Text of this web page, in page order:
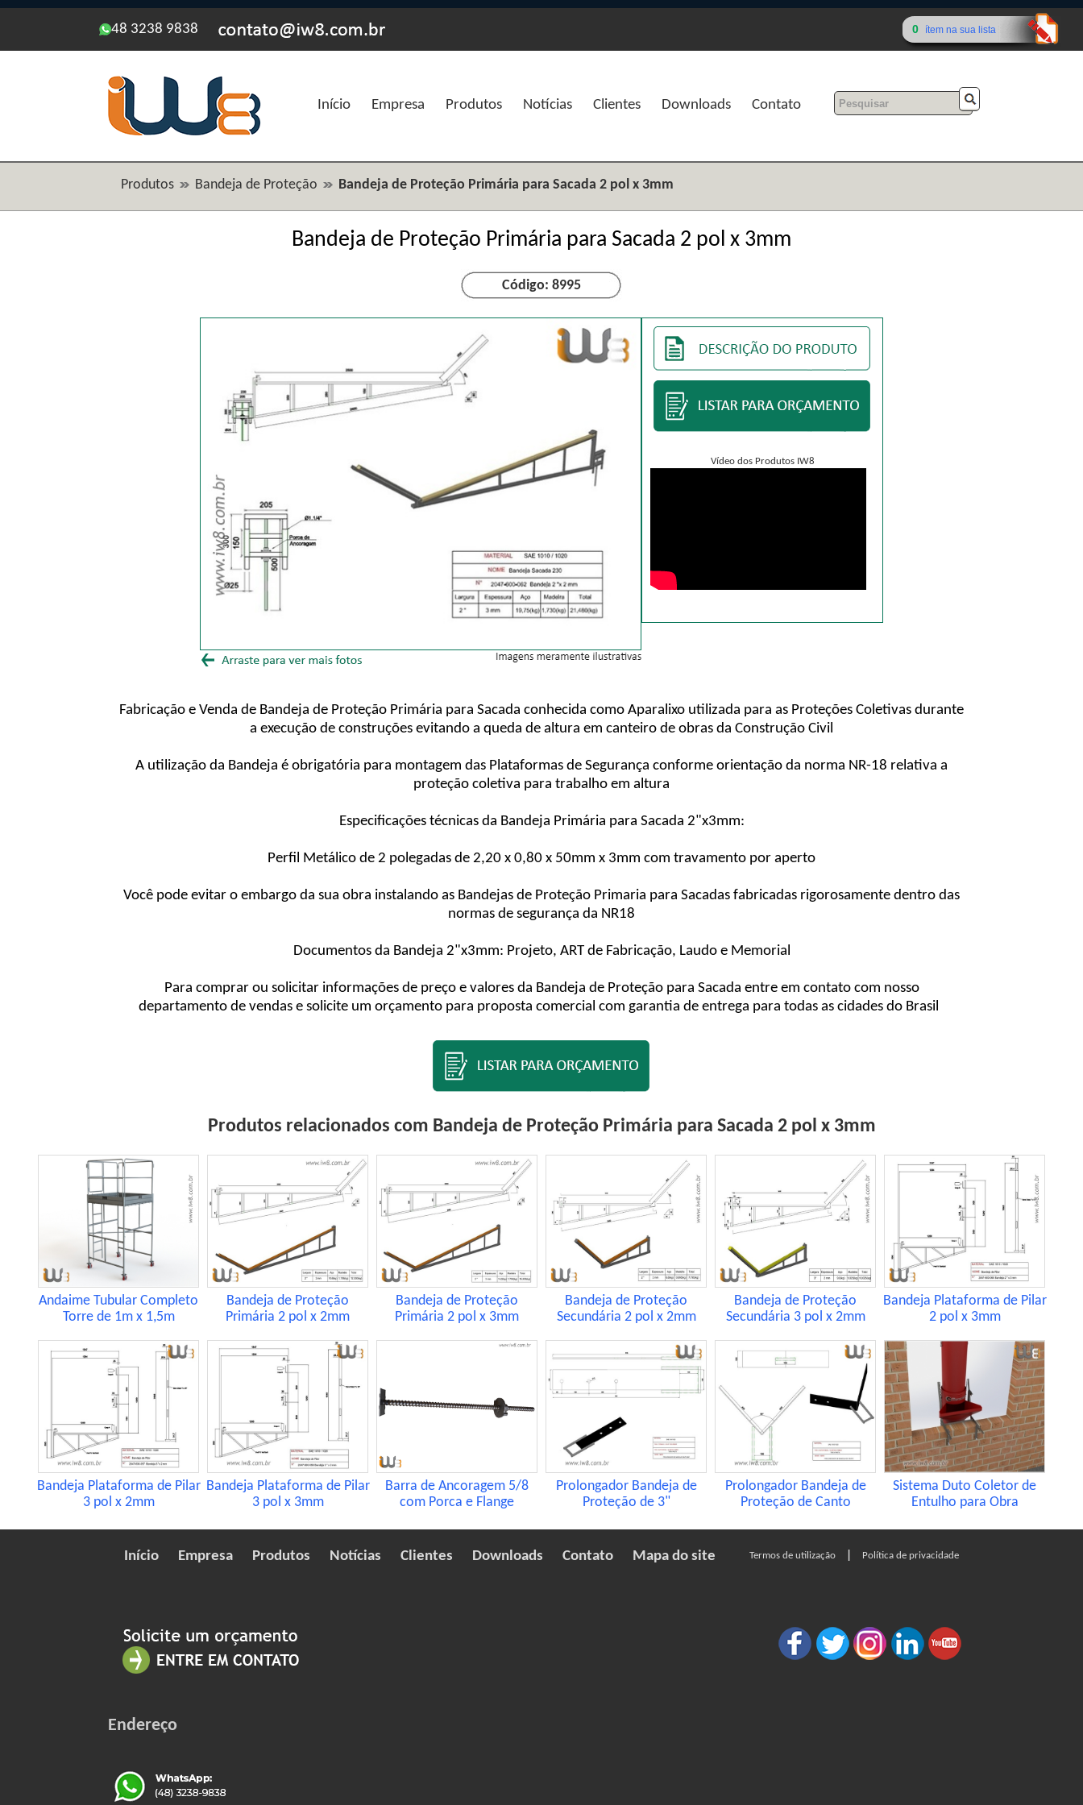
48 3238 9838 0 ítem na sua lista
Início Empresa Produtos Notícias Clientes Downloads Contato
Produtos Bandeja de Proteção Bandeja de Proteção Primária para Sacada 2 pol x 3mm
Bandeja de Proteção Primária para Sacada 2 pol x 3mm
Código: 8995
Vídeo dos Produtos IW8
Fabricação e Venda de Bandeja de Proteção Primária para Sacada conhecida como Aparalixo utilizada para as Proteções Coletivas durante
a execução de construções evitando a queda de altura em canteiro de obras da Construção Civil
A utilização da Bandeja é obrigatória para montagem das Plataformas de Segurança conforme orientação da norma NR-18 relativa a
proteção coletiva para trabalho em altura
Especificações técnicas da Bandeja Primária para Sacada 2"x3mm:
Perfil Metálico de 2 polegadas de 2,20 x 0,80 x 50mm x 3mm com travamento por aperto
Você pode evitar o embargo da sua obra instalando as Bandejas de Proteção Primaria para Sacadas fabricadas rigorosamente dentro das
normas de segurança da NR18
Documentos da Bandeja 2"x3mm: Projeto, ART de Fabricação, Laudo e Memorial
Para comprar ou solicitar informações de preço e valores da Bandeja de Proteção para Sacada entre em contato com nosso
departamento de vendas e solicite um orçamento para proposta comercial com garantia de entrega para todas as cidades do Brasil
Produtos relacionados com Bandeja de Proteção Primária para Sacada 2 pol x 3mm
Andaime Tubular Completo
Torre de 1m x 1,5m
Bandeja de Proteção
Primária 2 pol x 2mm
Bandeja de Proteção
Primária 2 pol x 3mm
Bandeja de Proteção
Secundária 2 pol x 2mm
Bandeja de Proteção
Secundária 3 pol x 2mm
Bandeja Plataforma de Pilar
2 pol x 3mm
Bandeja Plataforma de Pilar
3 pol x 2mm
Bandeja Plataforma de Pilar
3 pol x 3mm
Barra de Ancoragem 5/8
com Porca e Flange
Prolongador Bandeja de
Proteção de 3"
Prolongador Bandeja de
Proteção de Canto
Sistema Duto Coletor de
Entulho para Obra
Início Empresa Produtos Notícias Clientes Downloads Contato Mapa do site Termos de utilização Política de privacidade
Endereço